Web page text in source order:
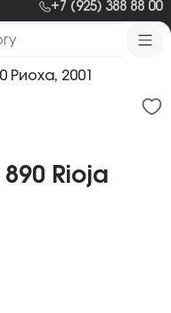
+7 (925) 388 88 00
Риоха, 2001
Rioja